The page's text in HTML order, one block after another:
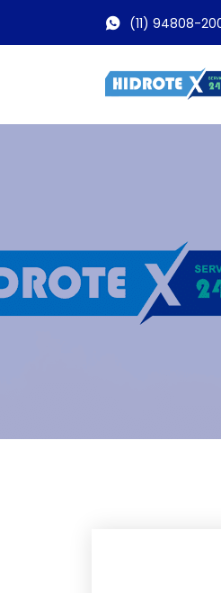
(11) 94808-